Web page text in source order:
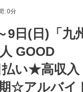
: 0分
9日(日)「九州
GOOD